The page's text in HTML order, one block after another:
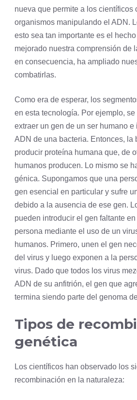
nueva que permite a los científicos
organismos manipulando el ADN.
esto sea tan importante es el
mejorado nuestra comprensión de
en consecuencia, ha ampliado
combatirlas.
Como era de esperar, los
en esta tecnología. Por ejemplo, se
extraer un gen de un ser humano e
ADN de una bacteria. Entonces, la
producir proteína humana que, de
humanos producen. Lo mismo se
génica. Supongamos que una
gen esencial en particular y sufre
debido a la ausencia de ese gen.
pueden introducir el gen faltante en
persona mediante el uso de un
humanos. Primero, unen el gen
del virus y luego exponen a la
virus. Dado que todos los virus
ADN de su anfitrión, el gen que
termina siendo parte del genoma
Tipos de
genética
Los científicos han observado los
recombinación en la naturaleza: